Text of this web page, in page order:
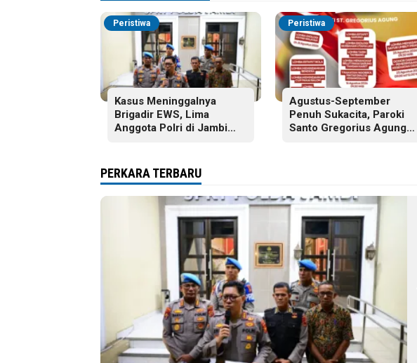
Peristiwa
Kasus Meninggalnya
Brigadir EWS, Lima
Anggota Polri di Jambi
Peristiwa
Agustus-September
Penuh Sukacita, Paroki
Santo Gregorius Agung
PERKARA TERBARU